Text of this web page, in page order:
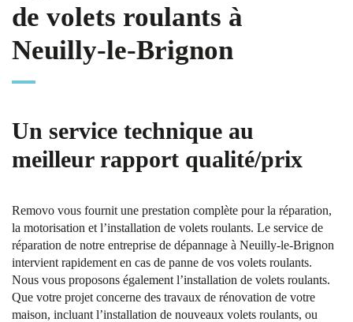
de volets roulants à
Neuilly-le-Brignon
Un service technique au
meilleur rapport qualité/prix
Removo vous fournit une prestation complète pour la réparation,
la motorisation et l’installation de volets roulants. Le service de
réparation de notre entreprise de dépannage à Neuilly-le-Brignon
intervient rapidement en cas de panne de vos volets roulants.
Nous vous proposons également l’installation de volets roulants.
Que votre projet concerne des travaux de rénovation de votre
maison, incluant l’installation de nouveaux volets roulants, ou